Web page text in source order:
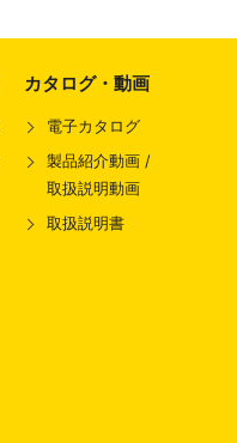
カタログ・動画
電子カタログ
製品紹介動画 /
取扱説明動画
取扱説明書